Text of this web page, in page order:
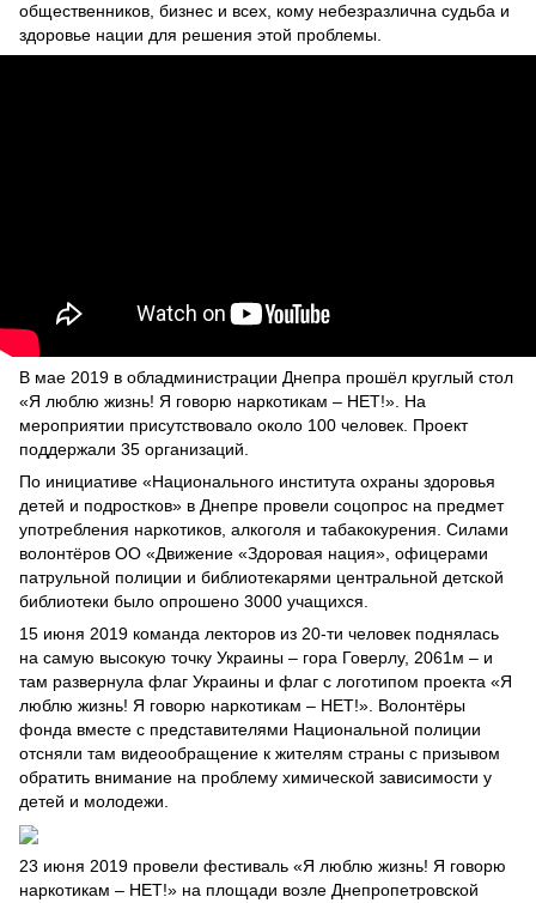
общественников, бизнес и всех, кому небезразлична судьба и
здоровье нации для решения этой проблемы.
В мае 2019 в обладминистрации Днепра прошёл круглый стол
«Я люблю жизнь! Я говорю наркотикам – НЕТ!». На
мероприятии присутствовало около 100 человек. Проект
поддержали 35 организаций.
По инициативе «Национального института охраны здоровья
детей и подростков» в Днепре провели соцопрос на предмет
употребления наркотиков, алкоголя и табакокурения. Силами
волонтёров ОО «Движение «Здоровая нация», офицерами
патрульной полиции и библиотекарями центральной детской
библиотеки было опрошено 3000 учащихся.
15 июня 2019 команда лекторов из 20-ти человек поднялась
на самую высокую точку Украины – гора Говерлу, 2061м – и
там развернула флаг Украины и флаг с логотипом проекта «Я
люблю жизнь! Я говорю наркотикам – НЕТ!». Волонтёры
фонда вместе с представителями Национальной полиции
отсняли там видеообращение к жителям страны с призывом
обратить внимание на проблему химической зависимости у
детей и молодежи.
23 июня 2019 провели фестиваль «Я люблю жизнь! Я говорю
наркотикам – НЕТ!» на площади возле Днепропетровской